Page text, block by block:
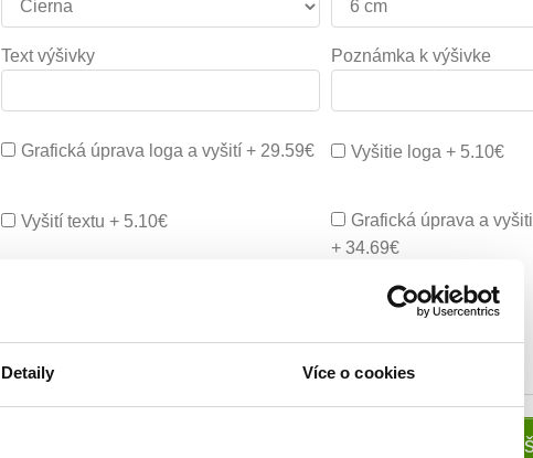
Detaily Více o cookies
Text výšivky Poznámka k výšivke
Grafická úprava loga a vyšití + 29.59€ Vyšitie loga + 5.10€
Vyšití textu + 5.10€
Grafická úprava a
+ 34.69€
Vyšitie loga a textu (bez grafickej úpravy) + 10.20€
Vložiť do košíka s